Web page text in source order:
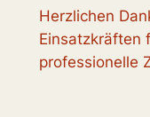
Herzlichen
Einsatzkräften
professionelle